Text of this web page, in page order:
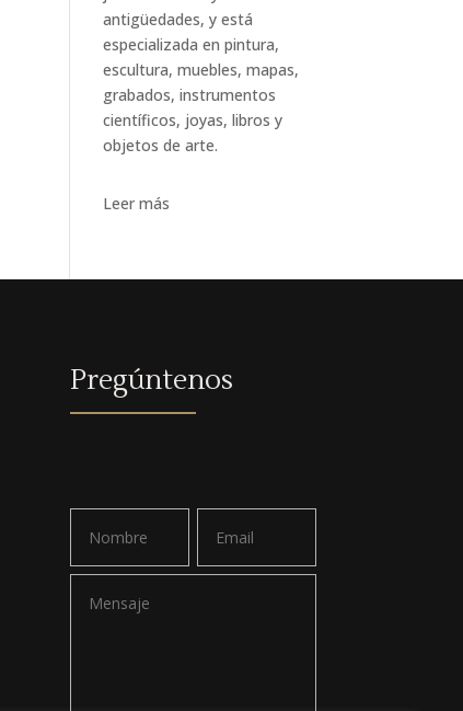
antigüedades, y está
especializada en pintura,
escultura, muebles, mapas,
grabados, instrumentos
científicos, joyas, libros y
objetos de arte.
Leer más
Pregúntenos